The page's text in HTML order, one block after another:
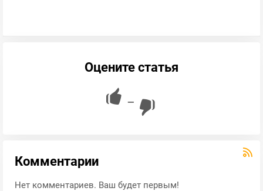
Оцените статья
—
Комментарии
Нет комментариев. Ваш будет первым!